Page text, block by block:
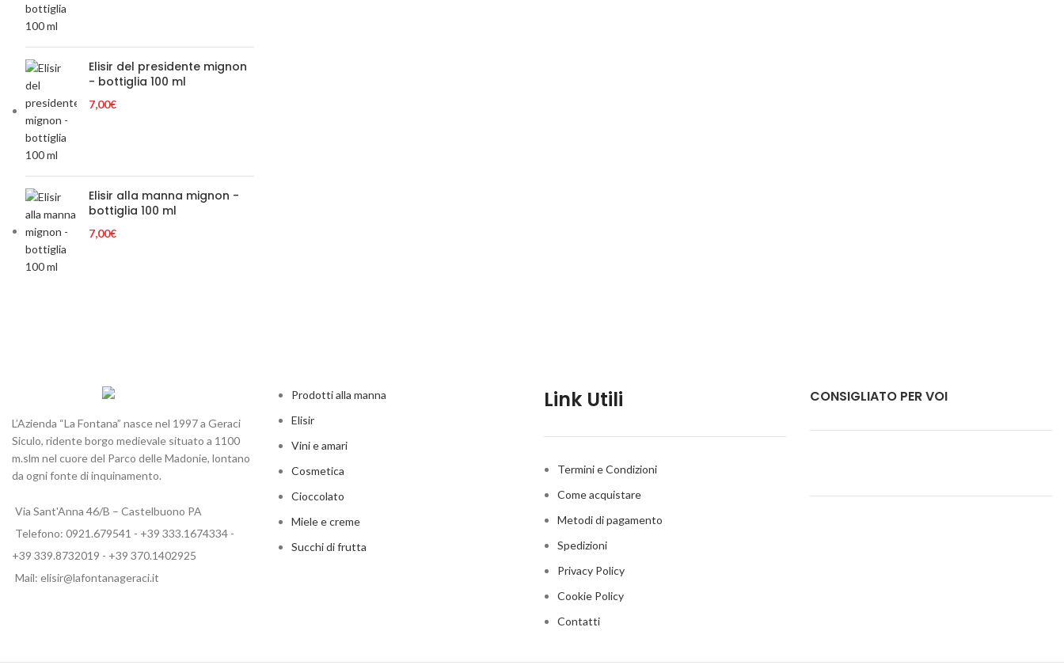
Elisir del presidente mignon
- bottiglia 100 ml
7,00€
Elisir alla manna mignon -
bottiglia 100 ml
7,00€
L’Azienda “La Fontana” nasce nel 1997 a Geraci
Siculo, ridente borgo medievale situato a 1100
m.slm nel cuore del Parco delle Madonie, lontano
da ogni fonte di inquinamento.
Via Sant'Anna 46/B – Castelbuono PA
Telefono: 0921.679541 - +39 333.1674334 -
+39 339.8732019 - +39 370.1402925
Mail: elisir@lafontanageraci.it
Prodotti alla manna
Elisir
Vini e amari
Cosmetica
Cioccolato
Miele e creme
Succhi di frutta
Link Utili
Termini e Condizioni
Come acquistare
Metodi di pagamento
Spedizioni
Privacy Policy
Cookie Policy
Contatti
CONSIGLIATO PER VOI